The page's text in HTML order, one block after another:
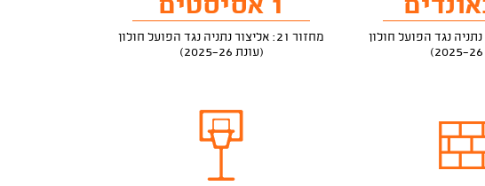
1 אסיסטים
מחזור 21: אליצור נתניה נגד הפועל חולון
(עונת 2025-26)